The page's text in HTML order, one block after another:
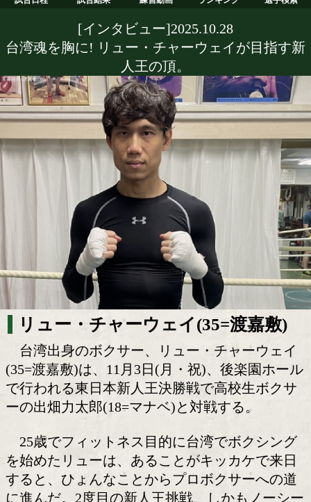
試合日程 試合結果 練習動画 ランキング
[インタビュー]2025.10.28
台湾魂を胸に! リュー・チャーウェイが
人王の頂。
リュー・チャーウェイ(35=渡
台湾出身のボクサー、リュー・チャー
(35=渡嘉敷)は、11月3日(月・祝)、後楽